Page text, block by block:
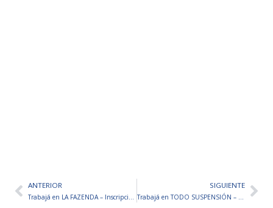
AntANTERIOR
Trabajá en LA FAZENDA – Inscripciones abiertas
SIGUIENTE
Trabajá en TODO SUSPENSIÓN – Inscripciones abiertas